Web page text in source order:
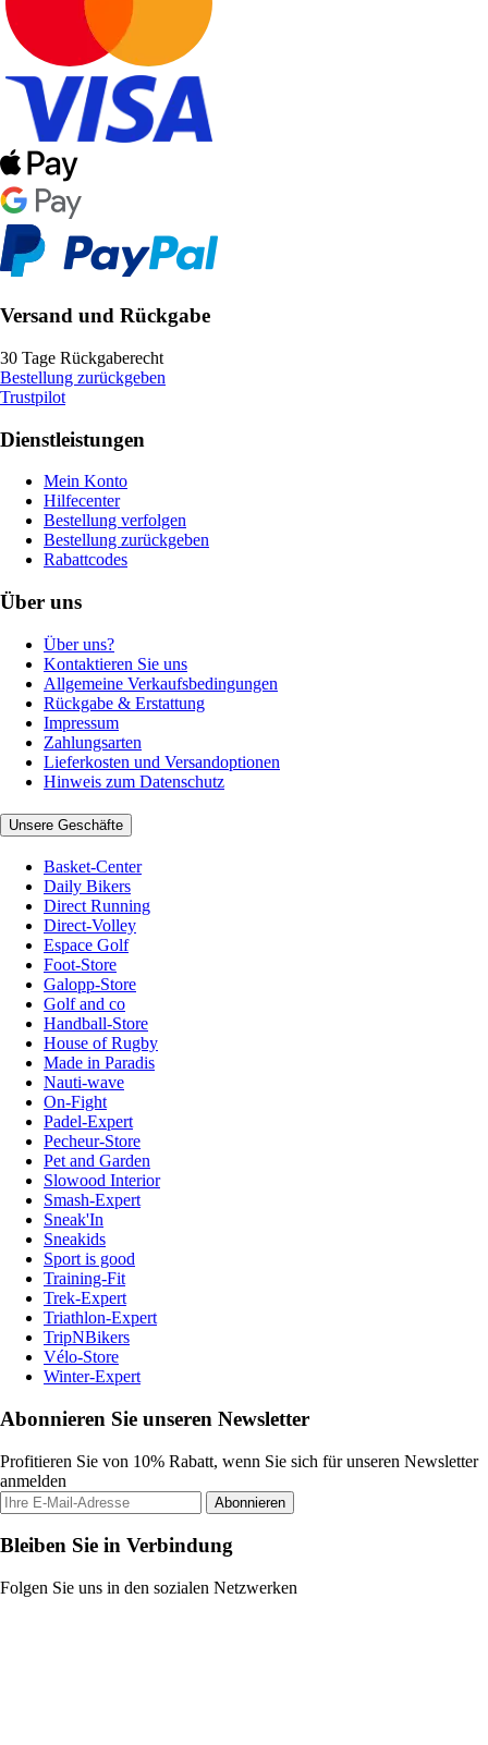
Versand und Rückgabe
30 Tage Rückgaberecht
Bestellung zurückgeben
Trustpilot
Dienstleistungen
Mein Konto
Hilfecenter
Bestellung verfolgen
Bestellung zurückgeben
Rabattcodes
Über uns
Über uns?
Kontaktieren Sie uns
Allgemeine Verkaufsbedingungen
Rückgabe & Erstattung
Impressum
Zahlungsarten
Lieferkosten und Versandoptionen
Hinweis zum Datenschutz
Unsere Geschäfte
Basket-Center
Daily Bikers
Direct Running
Direct-Volley
Espace Golf
Foot-Store
Galopp-Store
Golf and co
Handball-Store
House of Rugby
Made in Paradis
Nauti-wave
On-Fight
Padel-Expert
Pecheur-Store
Pet and Garden
Slowood Interior
Smash-Expert
Sneak'In
Sneakids
Sport is good
Training-Fit
Trek-Expert
Triathlon-Expert
TripNBikers
Vélo-Store
Winter-Expert
Abonnieren Sie unseren Newsletter
Profitieren Sie von 10% Rabatt, wenn Sie sich für unseren Newsletter
anmelden
Abonnieren
Bleiben Sie in Verbindung
Folgen Sie uns in den sozialen Netzwerken